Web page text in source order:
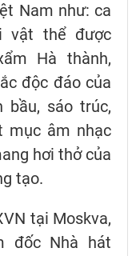
Nam như: ca
vật thể được
Hà thành,
độc đáo của
bầu, sáo trúc,
mục âm nhạc
hơi thở của
tạo.
tại Moskva,
đốc Nhà hát